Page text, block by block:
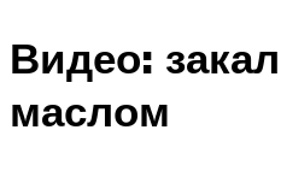
Видео:
маслом